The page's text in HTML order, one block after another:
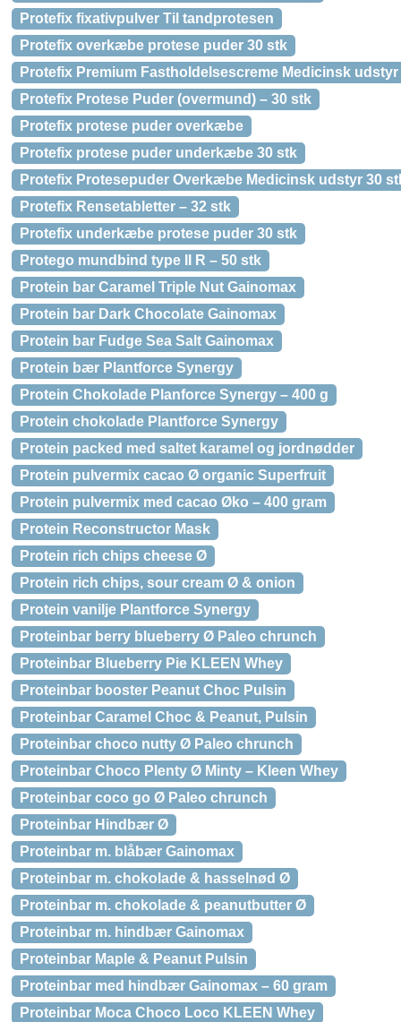
Protefix fixativpulver Til tandprotesen
Protefix overkæbe protese puder 30 stk
Protefix Premium Fastholdelsescreme Medicinsk udstyr
Protefix Protese Puder (overmund) – 30 stk
Protefix protese puder overkæbe
Protefix protese puder underkæbe 30 stk
Protefix Protesepuder Overkæbe Medicinsk udstyr 30
Protefix Rensetabletter – 32 stk
Protefix underkæbe protese puder 30 stk
Protego mundbind type II R – 50 stk
Protein bar Caramel Triple Nut Gainomax
Protein bar Dark Chocolate Gainomax
Protein bar Fudge Sea Salt Gainomax
Protein bær Plantforce Synergy
Protein Chokolade Planforce Synergy – 400 g
Protein chokolade Plantforce Synergy
Protein packed med saltet karamel og jordnødder
Protein pulvermix cacao Ø organic Superfruit
Protein pulvermix med cacao Øko – 400 gram
Protein Reconstructor Mask
Protein rich chips cheese Ø
Protein rich chips, sour cream Ø & onion
Protein vanilje Plantforce Synergy
Proteinbar berry blueberry Ø Paleo chrunch
Proteinbar Blueberry Pie KLEEN Whey
Proteinbar booster Peanut Choc Pulsin
Proteinbar Caramel Choc & Peanut, Pulsin
Proteinbar choco nutty Ø Paleo chrunch
Proteinbar Choco Plenty Ø Minty – Kleen Whey
Proteinbar coco go Ø Paleo chrunch
Proteinbar Hindbær Ø
Proteinbar m. blåbær Gainomax
Proteinbar m. chokolade & hasselnød Ø
Proteinbar m. chokolade & peanutbutter Ø
Proteinbar m. hindbær Gainomax
Proteinbar Maple & Peanut Pulsin
Proteinbar med hindbær Gainomax – 60 gram
Proteinbar Moca Choco Loco KLEEN Whey